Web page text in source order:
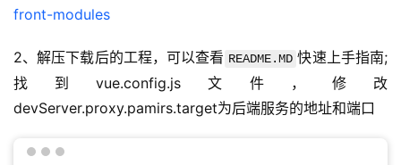
front-modules
2、解压下载后的工程，可以查看 README.MD 快速上手指南;
找到vue.config.js文件，修改
devServer.proxy.pamirs.target为后端服务的地址和端口